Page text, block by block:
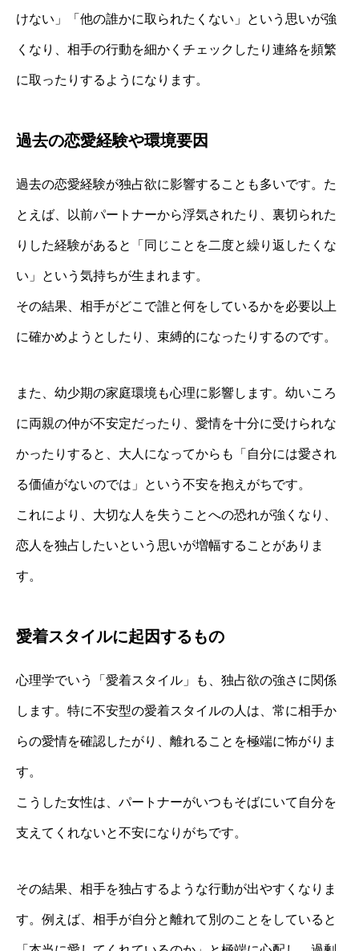
けない」「他の誰かに取られたくない」という思いが強
くなり、相手の行動を細かくチェックしたり連絡を頻繁
に取ったりするようになります。
過去の恋愛経験や環境要因
過去の恋愛経験が独占欲に影響することも多いです。た
とえば、以前パートナーから浮気されたり、裏切られた
りした経験があると「同じことを二度と繰り返したくな
い」という気持ちが生まれます。
その結果、相手がどこで誰と何をしているかを必要以上
に確かめようとしたり、束縛的になったりするのです。
また、幼少期の家庭環境も心理に影響します。幼いころ
に両親の仲が不安定だったり、愛情を十分に受けられな
かったりすると、大人になってからも「自分には愛され
る価値がないのでは」という不安を抱えがちです。
これにより、大切な人を失うことへの恐れが強くなり、
恋人を独占したいという思いが増幅することがありま
す。
愛着スタイルに起因するもの
心理学でいう「愛着スタイル」も、独占欲の強さに関係
します。特に不安型の愛着スタイルの人は、常に相手か
らの愛情を確認したがり、離れることを極端に怖がりま
す。
こうした女性は、パートナーがいつもそばにいて自分を
支えてくれないと不安になりがちです。
その結果、相手を独占するような行動が出やすくなりま
す。例えば、相手が自分と離れて別のことをしていると